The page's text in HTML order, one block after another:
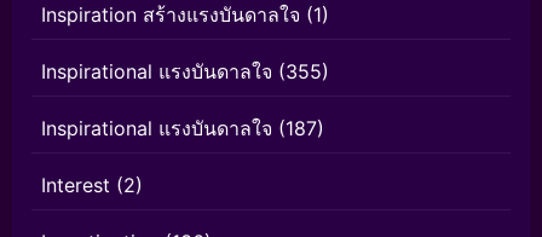
Inspiration สร้างแรงบันดาลใจ (1)
Inspirational แรงบันดาลใจ (355)
Inspirational แรงบันดาลใจ (187)
Interest (2)